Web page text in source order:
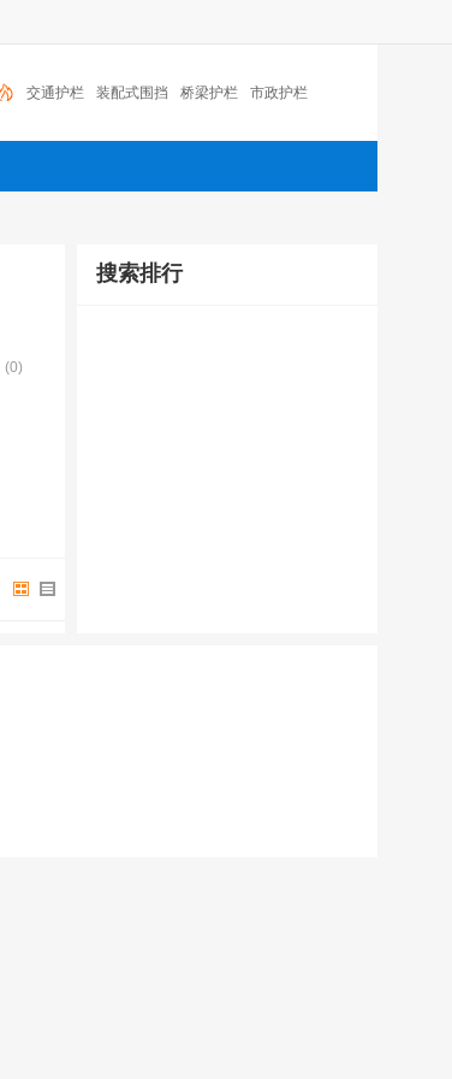
交通护栏 装配式围挡 桥梁护栏 市政护栏
(0)
搜索排行